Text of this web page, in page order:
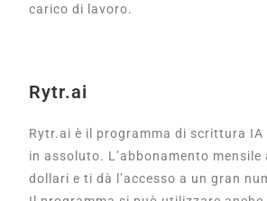
carico di lavoro.
Rytr.ai
Rytr.ai è il programma di scrittura IA
in assoluto. L’abbonamento mensile
dollari e ti dà l’accesso a un gran